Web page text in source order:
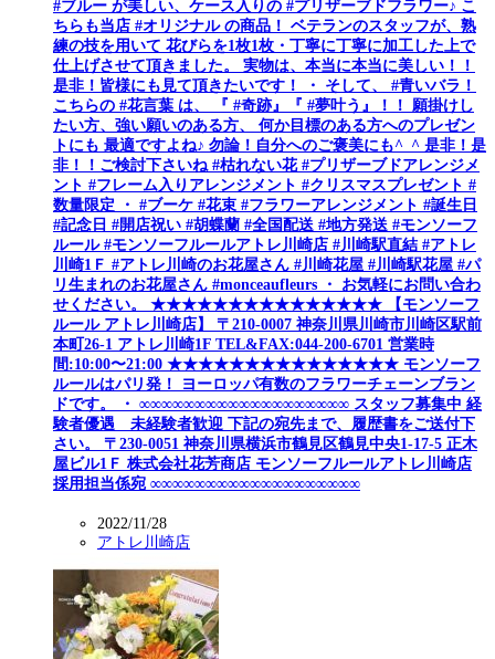
#ブルー が美しい、ケース入りの #プリザーブドフラワー♪ こ
ちらも当店 #オリジナル の商品！ ベテランのスタッフが、熟
練の技を用いて 花びらを1枚1枚・丁寧に丁寧に加工した上で
仕上げさせて頂きました。 実物は、本当に本当に美しい！！
是非！皆様にも見て頂きたいです！ ・ そして、 #青いバラ！
こちらの #花言葉 は、 『 #奇跡』『 #夢叶う』！！ 願掛けし
たい方、強い願いのある方、 何か目標のある方へのプレゼン
トにも 最適ですよね♪ 勿論！自分へのご褒美にも^_^ 是非！是
非！！ご検討下さいね #枯れない花 #プリザーブドアレンジメ
ント #フレーム入りアレンジメント #クリスマスプレゼント #
数量限定 ・ #ブーケ #花束 #フラワーアレンジメント #誕生日
#記念日 #開店祝い #胡蝶蘭 #全国配送 #地方発送 #モンソーフ
ルール #モンソーフルールアトレ川崎店 #川崎駅直結 #アトレ
川崎1Ｆ #アトレ川崎のお花屋さん #川崎花屋 #川崎駅花屋 #パ
リ生まれのお花屋さん #monceaufleurs ・ お気軽にお問い合わ
せください。 ★★★★★★★★★★★★★★★ 【モンソーフ
ルール アトレ川崎店】 〒210-0007 神奈川県川崎市川崎区駅前
本町26-1 アトレ川崎1F TEL&FAX:044-200-6701 営業時
間:10:00〜21:00 ★★★★★★★★★★★★★★★ モンソーフ
ルールはパリ発！ ヨーロッパ有数のフラワーチェーンブラン
ドです。 ・ ∞∞∞∞∞∞∞∞∞∞∞∞∞∞∞∞∞∞∞ スタッフ募集中 経
験者優遇 未経験者歓迎 下記の宛先まで、履歴書をご送付下
さい。 〒230-0051 神奈川県横浜市鶴見区鶴見中央1-17-5 正木
屋ビル1Ｆ 株式会社花芳商店 モンソーフルールアトレ川崎店
採用担当係宛 ∞∞∞∞∞∞∞∞∞∞∞∞∞∞∞∞∞∞∞
2022/11/28
アトレ川崎店